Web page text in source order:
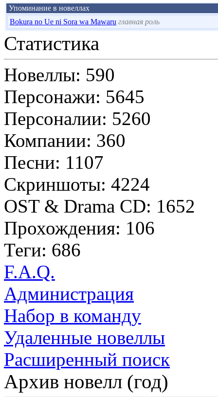
Упоминание в новеллах
Bokura no Ue ni Sora wa Mawaru главная роль
Статистика
Новеллы: 590
Персонажи: 5645
Персоналии: 5260
Компании: 360
Песни: 1107
Скриншоты: 4224
OST & Drama CD: 1652
Прохождения: 106
Теги: 686
F.A.Q.
Администрация
Набор в команду
Удаленные новеллы
Расширенный поиск
Архив новелл (год)